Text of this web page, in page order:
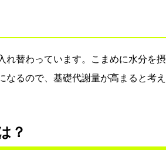
替わっています。こまめに水分を
るので、基礎代謝量が高まると考え
？